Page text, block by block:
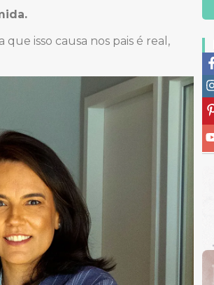
isso causa nos pais é real,